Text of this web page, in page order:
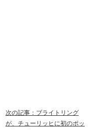
次の記事：ブライトリング
が、チューリッヒに初のポッ